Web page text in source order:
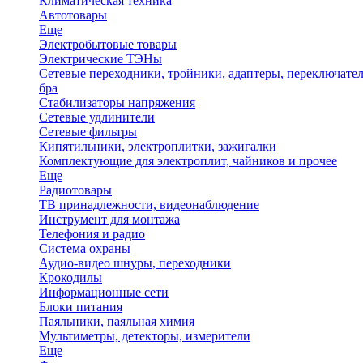
Автотовары
Еще
Электробытовые товары
Электрические ТЭНы
Сетевые переходники, тройники, адаптеры,
бра
Стабилизаторы напряжения
Сетевые удлинители
Сетевые фильтры
Кипятильники, электроплитки, зажигалки
Комплектующие для электроплит, чайников и прочее
Еще
Радиотовары
ТВ принадлежности, видеонаблюдение
Инструмент для монтажа
Телефония и радио
Система охраны
Аудио-видео шнуры, переходники
Крокодилы
Информационные сети
Блоки питания
Паяльники, паяльная химия
Мультиметры, детекторы, измерители
Еще